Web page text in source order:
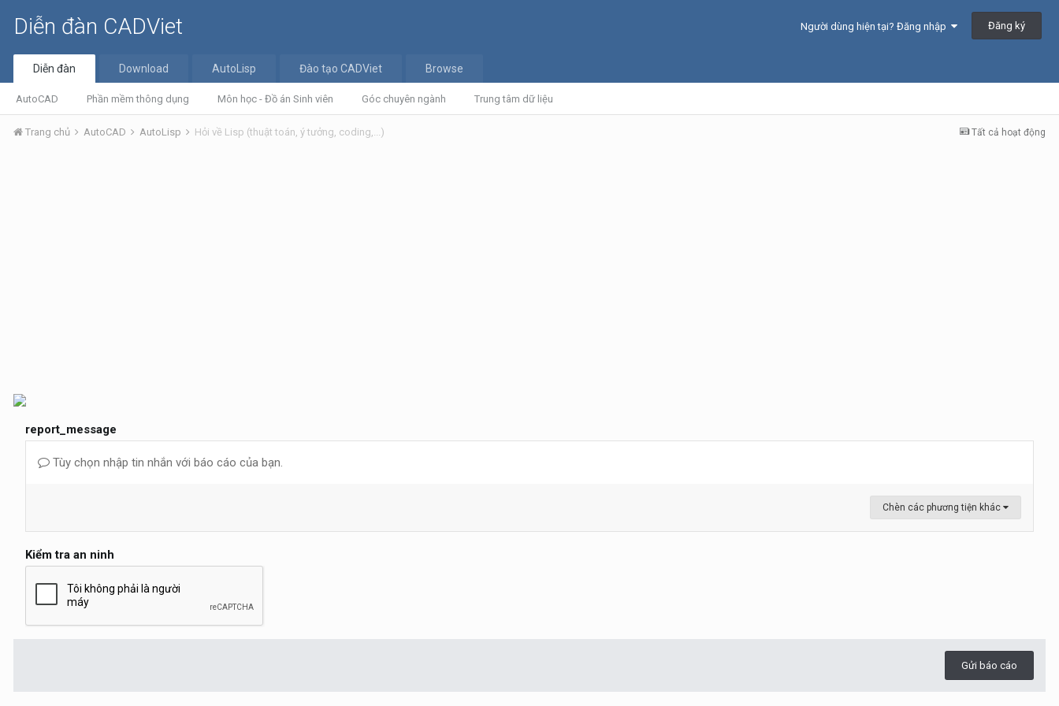
Diễn đàn CADViet Người dùng hiện tại? Đăng nhập Đăng ký
Diễn đàn
AutoCAD Phần mềm thông dụng Môn học - Đồ án Sinh viên Góc chuyên ngành Trung tâm dữ liệu
Download AutoLisp Đào tạo CADViet Browse
Tất cả hoạt động
Trang chủ AutoCAD AutoLisp Hỏi về Lisp (thuật toán, ý tưởng, coding,...)
report_message
Tùy chọn nhập tin nhắn với báo cáo của bạn.
Chèn các phương tiện khác
Kiểm tra an ninh
Gửi báo cáo